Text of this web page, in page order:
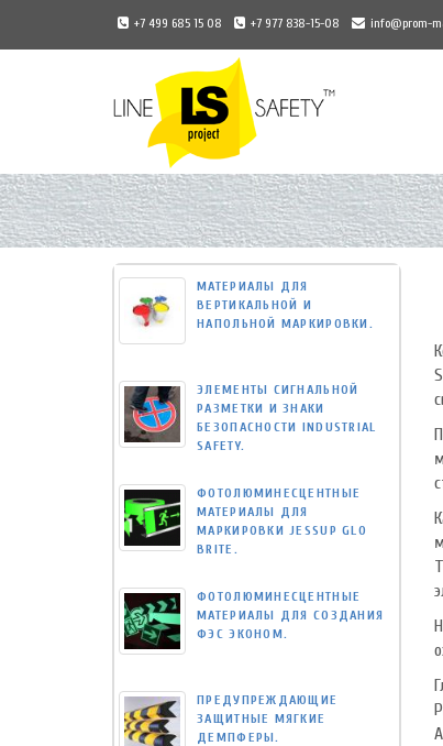
+7 499 685 15 08 +7 977 838-15-08 info@prom-
Universal
-
go
to
homepage
МАТЕРИАЛЫ ДЛЯ
ВЕРТИКАЛЬНОЙ И
НАПОЛЬНОЙ МАРКИРОВКИ.
ЭЛЕМЕНТЫ СИГНАЛЬНОЙ
РАЗМЕТКИ И ЗНАКИ
БЕЗОПАСНОСТИ INDUSTRIAL
SAFETY.
ФОТОЛЮМИНЕСЦЕНТНЫЕ
МАТЕРИАЛЫ ДЛЯ
МАРКИРОВКИ JESSUP GLO
BRITE.
ФОТОЛЮМИНЕСЦЕНТНЫЕ
МАТЕРИАЛЫ ДЛЯ СОЗДАНИЯ
ФЭС ЭКОНОМ.
ПРЕДУПРЕЖДАЮЩИЕ
ЗАЩИТНЫЕ МЯГКИЕ
ДЕМПФЕРЫ.